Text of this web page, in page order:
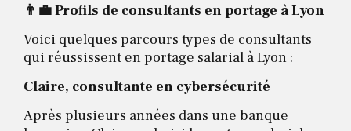
👨‍💼 Profils de consultants en portage à Lyon
Voici quelques parcours types de consultants
qui réussissent en portage salarial à Lyon :
Claire, consultante en cybersécurité
Après plusieurs années dans une banque